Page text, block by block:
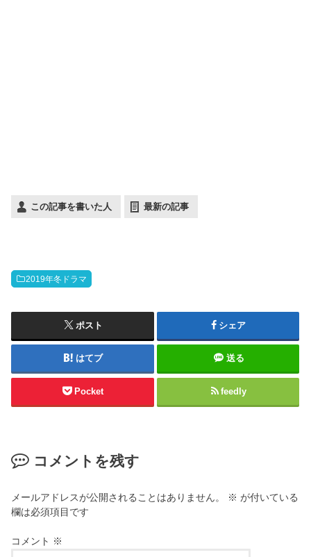
この記事を書いた人 最新の記事
2019年冬ドラマ
ポスト シェア
はてブ 送る
Pocket feedly
コメントを残す
メールアドレスが公開されることはありません。 ※ が付いている
欄は必須項目です
コメント ※